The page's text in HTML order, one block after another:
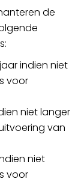
de
indien niet
voor
niet langer
van
niet
voor